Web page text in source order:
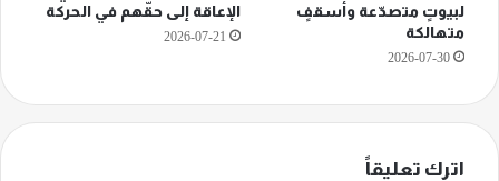
لبيوتٍ متصدّعة وأسقفٍ
متهالكة
2026-07-30
الإعاقة إلى حقّهم في الحركة
2026-07-21
اترك تعليقاً